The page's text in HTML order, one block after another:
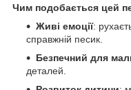
Чим подобається цей
Живі емоції:
справжній песик.
Безпечний для
деталей.